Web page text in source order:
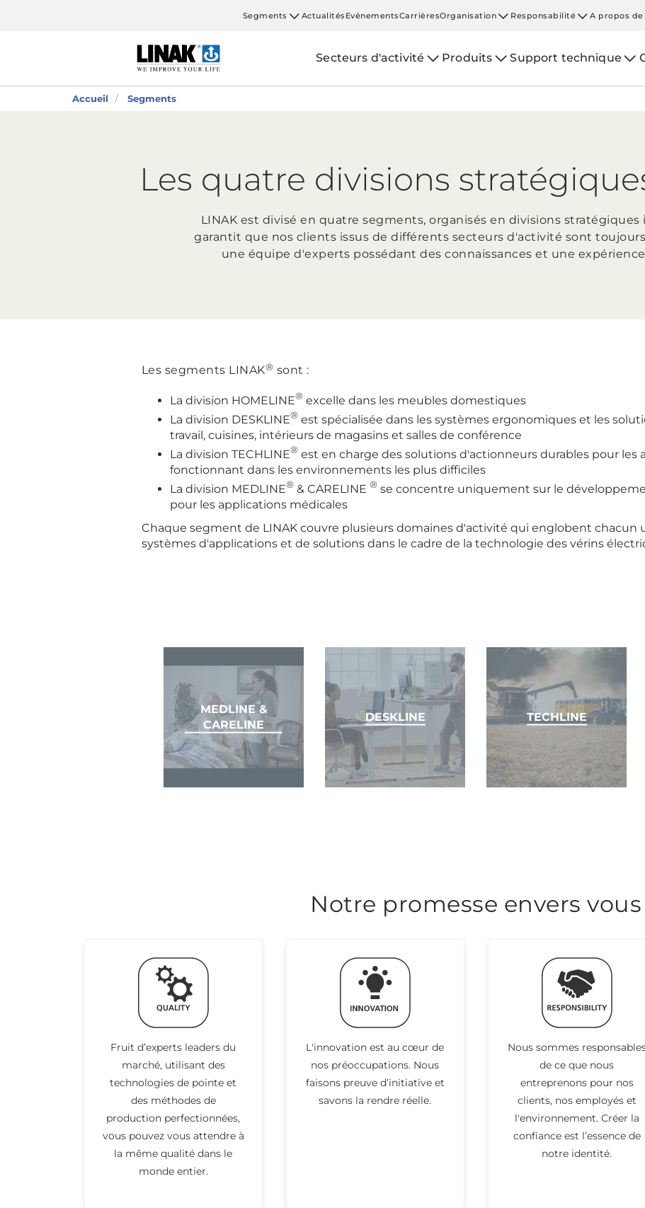
Segments ActualitésEvénementsCarrièresOrganisation Responsabilité A propos de
Secteurs d'activité Produits Support technique
Accueil Segments
Les quatre divisions
LINAK est divisé en quatre segments, organisés en divisions stratégiques
garantit que nos clients issus de différents secteurs d'activité sont
une équipe d'experts possédant des connaissances et une
Les segments LINAK® sont :
La division HOMELINE® excelle dans les meubles domestiques
La division DESKLINE® est spécialisée dans les systèmes ergonomiques et les
travail, cuisines, intérieurs de magasins et salles de conférence
La division TECHLINE® est en charge des solutions d'actionneurs durables pour les
fonctionnant dans les environnements les plus difficiles
La division MEDLINE® & CARELINE ® se concentre uniquement sur le
pour les applications médicales
Chaque segment de LINAK couvre plusieurs domaines d'activité qui englobent chacun
systèmes d'applications et de solutions dans le cadre de la technologie des vérins
MEDLINE &
CARELINE
DESKLINE TECHLINE
Notre promesse envers vous
Fruit d’experts leaders du
marché, utilisant des
technologies de pointe et
des méthodes de
production perfectionnées,
vous pouvez vous attendre à
la même qualité dans le
monde entier.
L'innovation est au cœur de
nos préoccupations. Nous
faisons preuve d’initiative et
savons la rendre réelle.
Nous sommes
de ce que nous
entreprenons pour nos
clients, nos employés et
l'environnement. Créer la
confiance est l’essence de
notre identité.